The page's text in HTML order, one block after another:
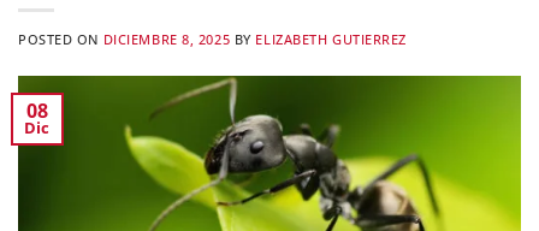
POSTED ON DICIEMBRE 8, 2025 BY ELIZABETH GUTIERREZ
08
Dic